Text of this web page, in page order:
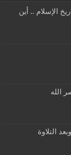
تاريخ الإسلام .. أين
الله
التلاوة